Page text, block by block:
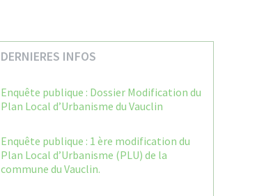
DERNIERES INFOS
Enquête publique : Dossier Modification du
Plan Local d’Urbanisme du Vauclin
Enquête publique : 1 ère modification du
Plan Local d’Urbanisme (PLU) de la
commune du Vauclin.